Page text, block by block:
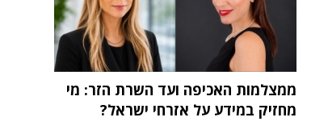
ממצלמות האכיפה ועד השרת הזר: מי
מחזיק במידע על אזרחי ישראל?